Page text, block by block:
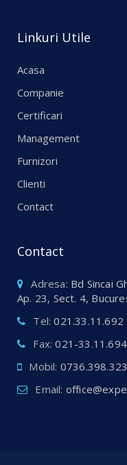
Linkuri Utile
Acasa
Companie
Certificari
Management
Furnizori
Clienti
Contact
Contact
Adresa: Bd Sincai
Ap. 23, Sect. 4,
Tel:021.33.11.692
Fax:021-33.11.694
Mobil: 0736.398.323
Email: